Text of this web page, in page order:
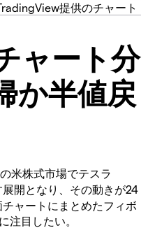
提供のチャート
ャート分
か半値戻
米株式市場でテスラ
開となり、その動きが24
ャートにまとめたフィボ
注目したい。